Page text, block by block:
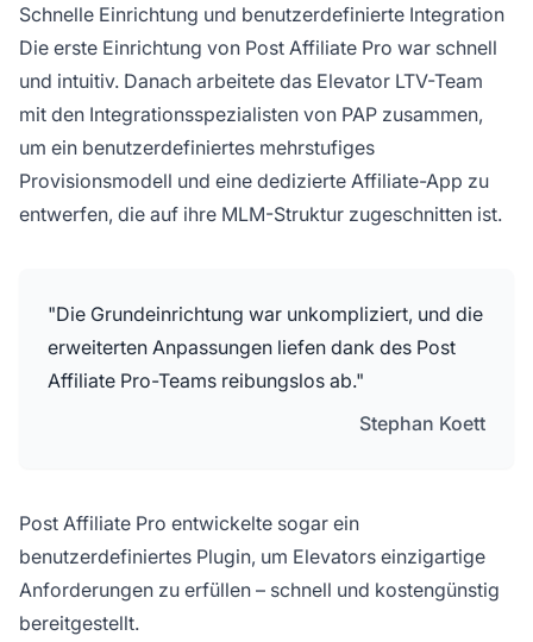
Schnelle Einrichtung und benutzerdefinierte Integration
Die erste Einrichtung von Post Affiliate Pro war schnell
und intuitiv. Danach arbeitete das Elevator LTV-Team
mit den Integrationsspezialisten von PAP zusammen,
um ein benutzerdefiniertes mehrstufiges
Provisionsmodell und eine dedizierte Affiliate-App zu
entwerfen, die auf ihre MLM-Struktur zugeschnitten ist.
"Die Grundeinrichtung war unkompliziert, und die
erweiterten Anpassungen liefen dank des Post
Affiliate Pro-Teams reibungslos ab."
Stephan Koett
Post Affiliate Pro entwickelte sogar ein
benutzerdefiniertes Plugin, um Elevators einzigartige
Anforderungen zu erfüllen – schnell und kostengünstig
bereitgestellt.